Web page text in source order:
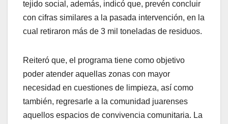
tejido social, además, indicó que, prevén concluir
con cifras similares a la pasada intervención, en la
cual retiraron más de 3 mil toneladas de residuos.
Reiteró que, el programa tiene como objetivo
poder atender aquellas zonas con mayor
necesidad en cuestiones de limpieza, así como
también, regresarle a la comunidad juarenses
aquellos espacios de convivencia comunitaria. La